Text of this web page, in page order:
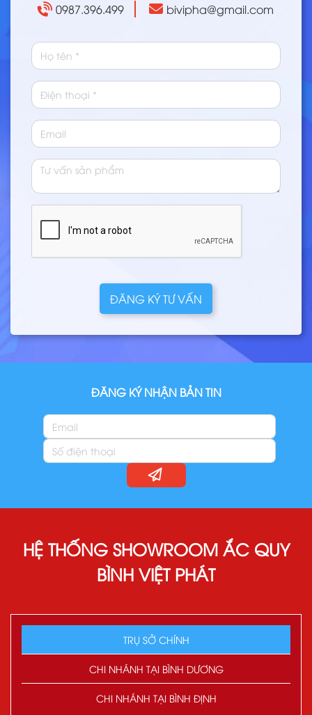
0987.396.499 bivipha@gmail.com
ĐĂNG KÝ TƯ VẤN
ĐĂNG KÝ NHẬN BẢN TIN
HỆ THỐNG SHOWROOM ẮC QUY
BÌNH VIỆT PHÁT
TRỤ SỞ CHÍNH
CHI NHÁNH TẠI BÌNH DƯƠNG
CHI NHÁNH TẠI BÌNH ĐỊNH